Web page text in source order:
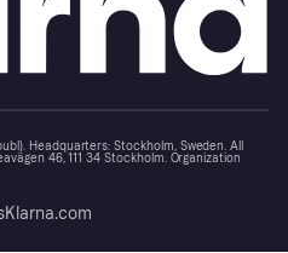
Headquarters: Stockholm, Sweden. All
46, 111 34 Stockholm. Organization
Klarna.com